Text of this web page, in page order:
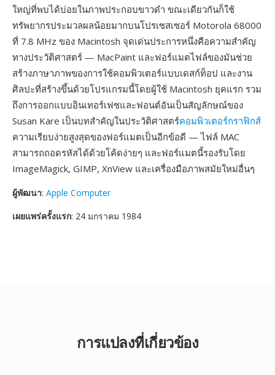
ใหญ่ที่พบได้บ่อยในภาพประกอบขาวดำ ขณะเดียวกันก็ใช้
ทรัพยากรประมวลผลน้อยมากบนโปรเซสเซอร์ Motorola 68000
ที่ 7.8 MHz ของ Macintosh จุดเด่นประการหนึ่งคือความสำคัญ
ทางประวัติศาสตร์ — MacPaint และฟอร์แมตไฟล์ของมันช่วย
สร้างภาษาภาพของการใช้คอมพิวเตอร์แบบเดสก์ท็อป และงาน
ศิลปะที่สร้างขึ้นด้วยโปรแกรมนี้โดยผู้ใช้ Macintosh ยุคแรก รวม
ถึงการออกแบบอินเทอร์เฟซและฟอนต์อันเป็นสัญลักษณ์ของ
Susan Kare เป็นบทสำคัญในประวัติศาสตร์คอมพิวเตอร์กราฟิกส์
ความเรียบง่ายสูงสุดของฟอร์แมตเป็นอีกข้อดี — ไฟล์ MAC
สามารถถอดรหัสได้ด้วยโค้ดง่ายๆ และฟอร์แมตนี้รองรับโดย
ImageMagick, GIMP, XnView และเครื่องมือภาพสมัยใหม่อื่นๆ
ผู้พัฒนา: Apple Computer
เผยแพร่ครั้งแรก: 24 มกราคม 1984
การแปลงที่เกี่ยวข้อง